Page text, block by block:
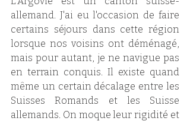
allemand. J'ai eu l'occasion de faire
certains séjours dans cette région
lorsque nos voisins ont déménagé,
mais pour autant, je ne navigue pas
en terrain conquis. Il existe quand
même un certain décalage entre les
Suisses Romands et les Suisse
allemands. On moque leur rigidité et